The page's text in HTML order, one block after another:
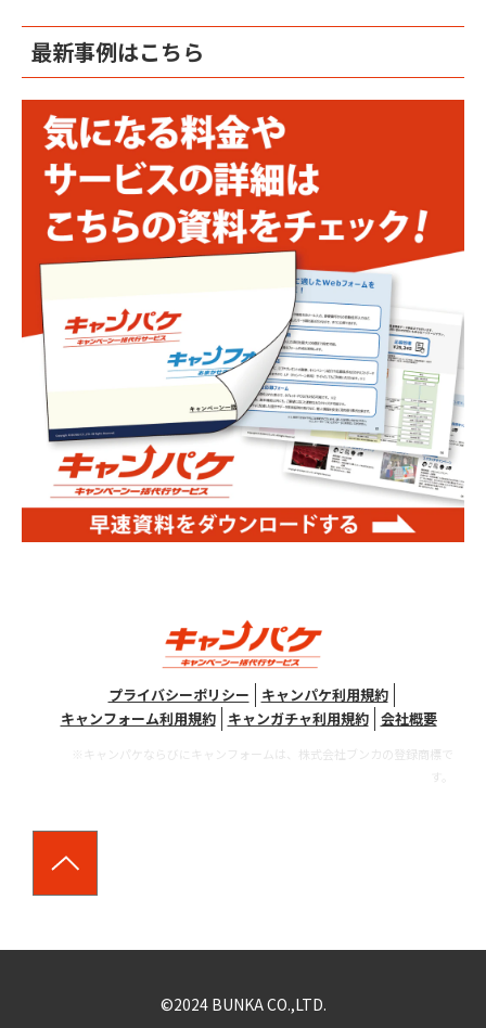
最新事例はこちら
プライバシーポリシー
キャンパケ利用規約
キャンフォーム利用規約
キャンガチャ利用規約 会社概要
※キャンパケならびにキャンフォームは、株式会社ブンカの登録商標で
す。
©2024 BUNKA CO.,LTD.